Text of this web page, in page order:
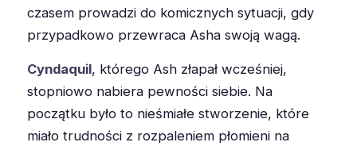
czasem prowadzi do komicznych sytuacji, gdy
przypadkowo przewraca Asha swoją wagą.
Cyndaquil, którego Ash złapał wcześniej,
stopniowo nabiera pewności siebie. Na
początku było to nieśmiałe stworzenie, które
miało trudności z rozpaleniem płomieni na